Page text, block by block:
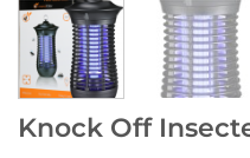
Knock Off